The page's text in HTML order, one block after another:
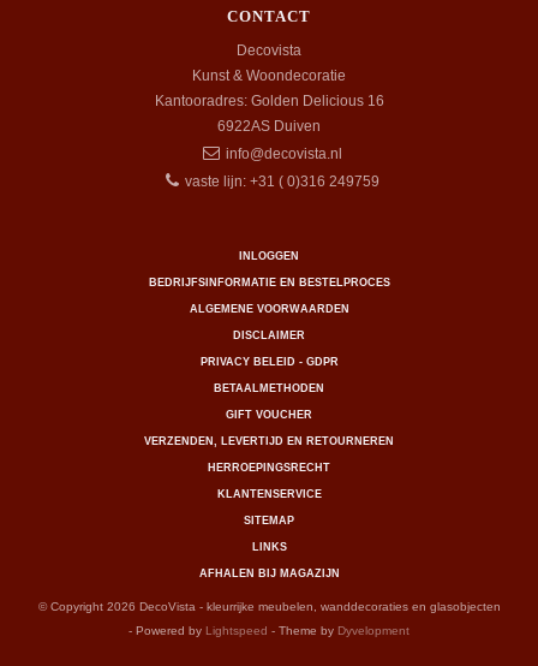
CONTACT
Decovista
Kunst & Woondecoratie
Kantooradres: Golden Delicious 16
6922AS Duiven
info@decovista.nl
vaste lijn: +31 ( 0)316 249759
INLOGGEN
BEDRIJFSINFORMATIE EN BESTELPROCES
ALGEMENE VOORWAARDEN
DISCLAIMER
PRIVACY BELEID - GDPR
BETAALMETHODEN
GIFT VOUCHER
VERZENDEN, LEVERTIJD EN RETOURNEREN
HERROEPINGSRECHT
KLANTENSERVICE
SITEMAP
LINKS
AFHALEN BIJ MAGAZIJN
© Copyright 2026 DecoVista - kleurrijke meubelen, wanddecoraties en glasobjecten
- Powered by Lightspeed - Theme by Dyvelopment